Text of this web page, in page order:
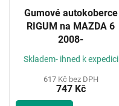
Gumové autokoberce
RIGUM na MAZDA 6
2008-
Skladem- ihned k expedici
617 Kč bez DPH
747 Kč